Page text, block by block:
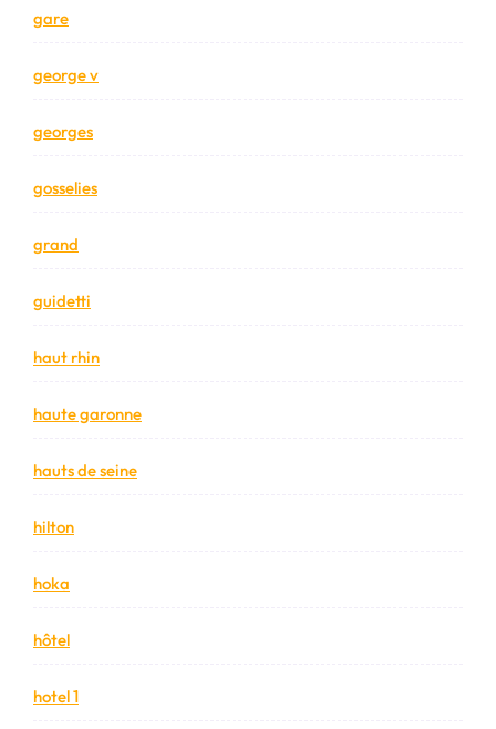
gare
george v
georges
gosselies
grand
guidetti
haut rhin
haute garonne
hauts de seine
hilton
hoka
hôtel
hotel 1